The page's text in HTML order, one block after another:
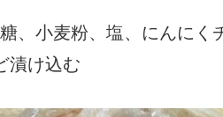
、小麦粉、塩、にんにく
漬け込む